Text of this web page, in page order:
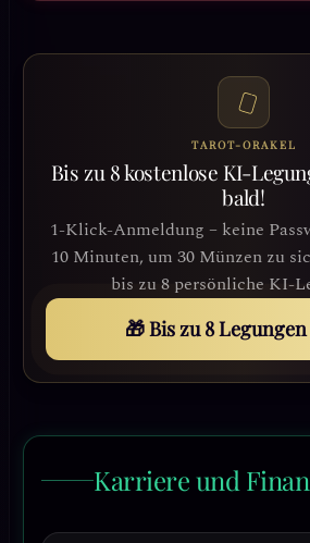
TAROT-ORAKEL
Bis zu 8 kostenlose KI-
bald!
1-Klick-Anmeldung – keine
10 Minuten, um 30 Münzen zu
bis zu 8 persönliche KI-
🎁 Bis zu 8 Legungen
Karriere und